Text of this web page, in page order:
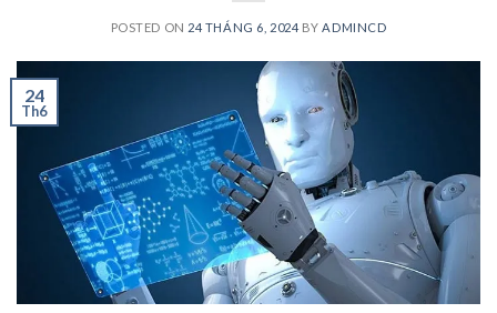
POSTED ON 24 THÁNG 6, 2024 BY ADMINCD
24
Th6